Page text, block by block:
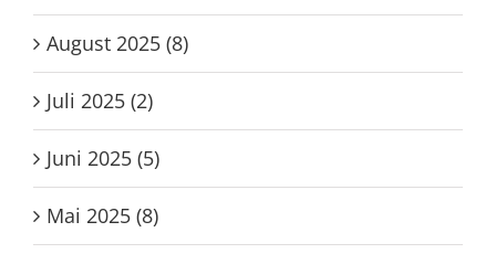
August 2025 (8)
Juli 2025 (2)
Juni 2025 (5)
Mai 2025 (8)